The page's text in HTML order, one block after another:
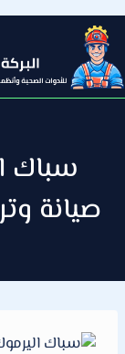
التجاوز
إلى
المحتوى
صيانة